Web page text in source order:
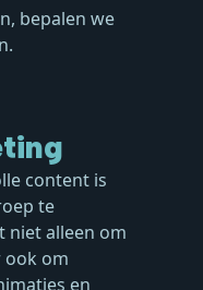
bepalen we
content is
te
niet alleen om
ook om
en